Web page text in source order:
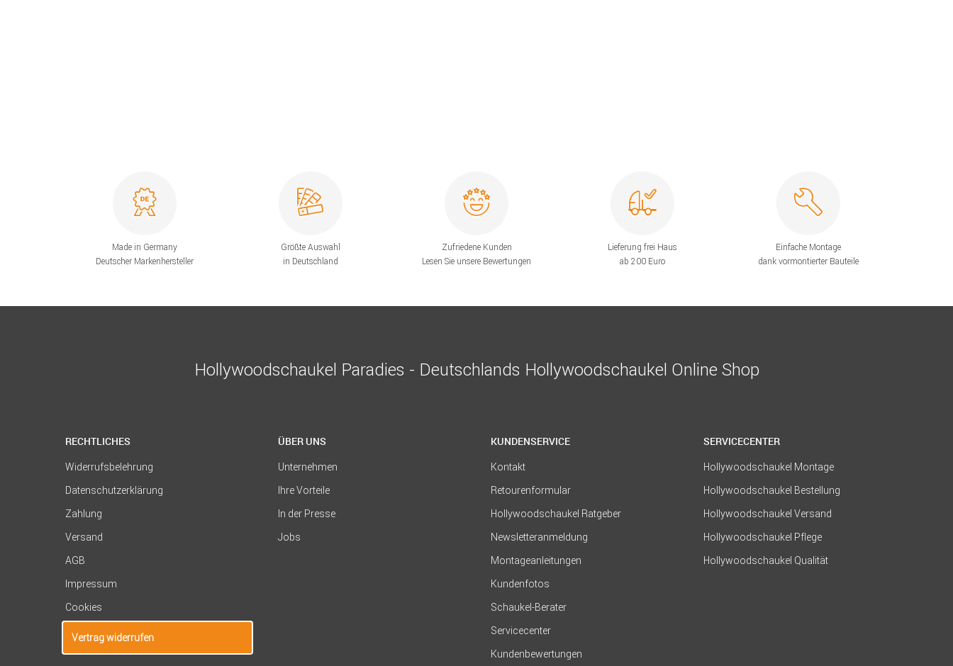
Made in Germany
Deutscher Markenhersteller
Größte Auswahl
in Deutschland
Zufriedene Kunden
Lesen Sie unsere Bewertungen
Lieferung frei Haus
ab 200 Euro
Einfache Montage
dank vormontierter Bauteile
Hollywoodschaukel Paradies - Deutschlands Hollywoodschaukel Online Shop
RECHTLICHES
Widerrufsbelehrung
Datenschutzerklärung
Zahlung
Versand
AGB
Impressum
Cookies
Vertrag widerrufen
ÜBER UNS
Unternehmen
Ihre Vorteile
In der Presse
Jobs
KUNDENSERVICE
Kontakt
Retourenformular
Hollywoodschaukel Ratgeber
Newsletteranmeldung
Montageanleitungen
Kundenfotos
Schaukel-Berater
Servicecenter
Kundenbewertungen
SERVICECENTER
Hollywoodschaukel Montage
Hollywoodschaukel Bestellung
Hollywoodschaukel Versand
Hollywoodschaukel Pflege
Hollywoodschaukel Qualität